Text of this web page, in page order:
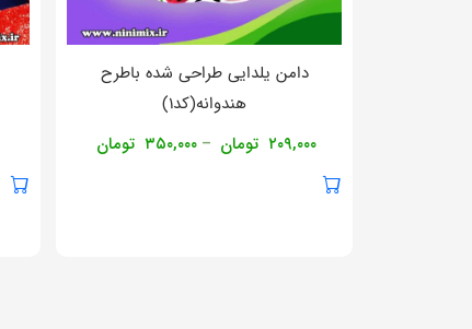
دامن یلدایی طراحی شده باطرح
هندوانه(کد۱)
۲۰۹,۰۰۰ تومان – ۳۵۰,۰۰۰ تومان